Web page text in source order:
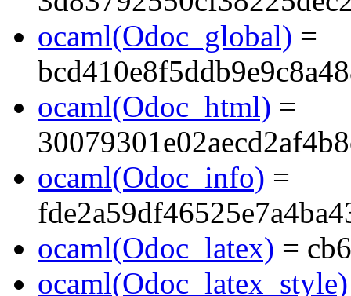
ocaml(Odoc_global) =
ocaml(Odoc_html) =
ocaml(Odoc_info) =
ocaml(Odoc_latex) =
ocaml(Odoc_latex_style)